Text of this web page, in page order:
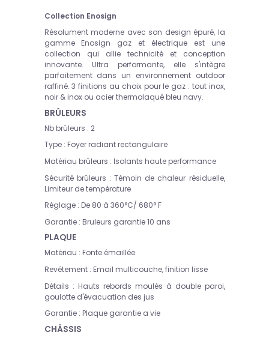
Collection Enosign
Résolument moderne avec son design épuré, la
gamme Enosign gaz et électrique est une
collection qui allie technicité et conception
innovante. Ultra performante, elle s'intègre
parfaitement dans un environnement outdoor
raffiné. 3 finitions au choix pour le gaz : tout inox,
noir & inox ou acier thermolaqué bleu navy.
BRÛLEURS
Nb brûleurs : 2
Type : Foyer radiant rectangulaire
Matériau brûleurs : Isolants haute performance
Sécurité brûleurs : Témoin de chaleur résiduelle,
Limiteur de température
Réglage : De 80 à 360°C/ 680° F
Garantie : Bruleurs garantie 10 ans
PLAQUE
Matériau : Fonte émaillée
Revêtement : Email multicouche, finition lisse
Détails : Hauts rebords moulés à double paroi,
goulotte d'évacuation des jus
Garantie : Plaque garantie a vie
CHÂSSIS